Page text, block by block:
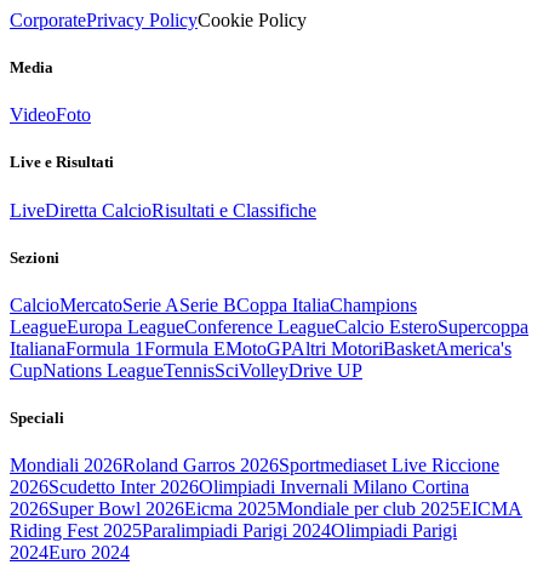
CorporatePrivacy PolicyCookie Policy
Media
VideoFoto
Live e Risultati
LiveDiretta CalcioRisultati e Classifiche
Sezioni
CalcioMercatoSerie ASerie BCoppa ItaliaChampions
LeagueEuropa LeagueConference LeagueCalcio EsteroSupercoppa
ItalianaFormula 1Formula EMotoGPAltri MotoriBasketAmerica's
CupNations LeagueTennisSciVolleyDrive UP
Speciali
Mondiali 2026Roland Garros 2026Sportmediaset Live Riccione
2026Scudetto Inter 2026Olimpiadi Invernali Milano Cortina
2026Super Bowl 2026Eicma 2025Mondiale per club 2025EICMA
Riding Fest 2025Paralimpiadi Parigi 2024Olimpiadi Parigi
2024Euro 2024